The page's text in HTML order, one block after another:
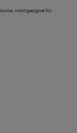
nicht geeignet für